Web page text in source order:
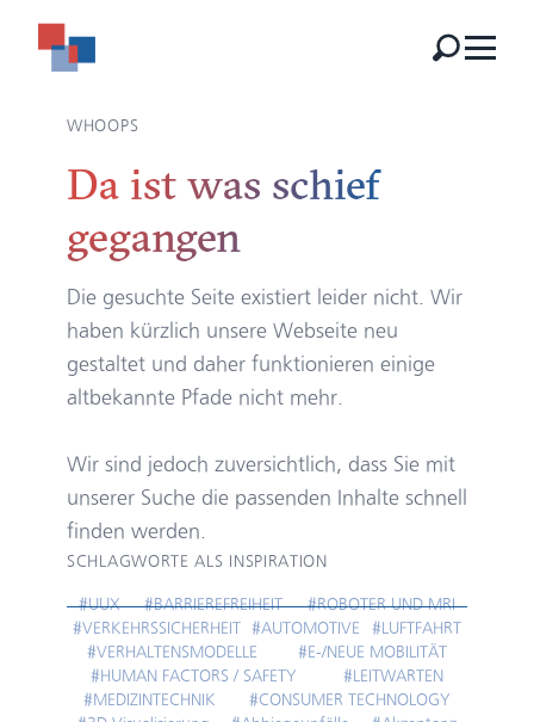
WHOOPS
Da ist was schief
gegangen
Die gesuchte Seite existiert leider nicht. Wir
haben kürzlich unsere Webseite neu
gestaltet und daher funktionieren einige
altbekannte Pfade nicht mehr.
Wir sind jedoch zuversichtlich, dass Sie mit
unserer Suche die passenden Inhalte schnell
finden werden.
SCHLAGWORTE ALS INSPIRATION
#UUX #BARRIEREFREIHEIT
#ROBOTER UND MRI
#VERKEHRSSICHERHEIT #AUTOMOTIVE
#LUFTFAHRT
#VERHALTENSMODELLE
#E-/NEUE MOBILITÄT
#HUMAN FACTORS / SAFETY
#LEITWARTEN
#MEDIZINTECHNIK
#CONSUMER TECHNOLOGY